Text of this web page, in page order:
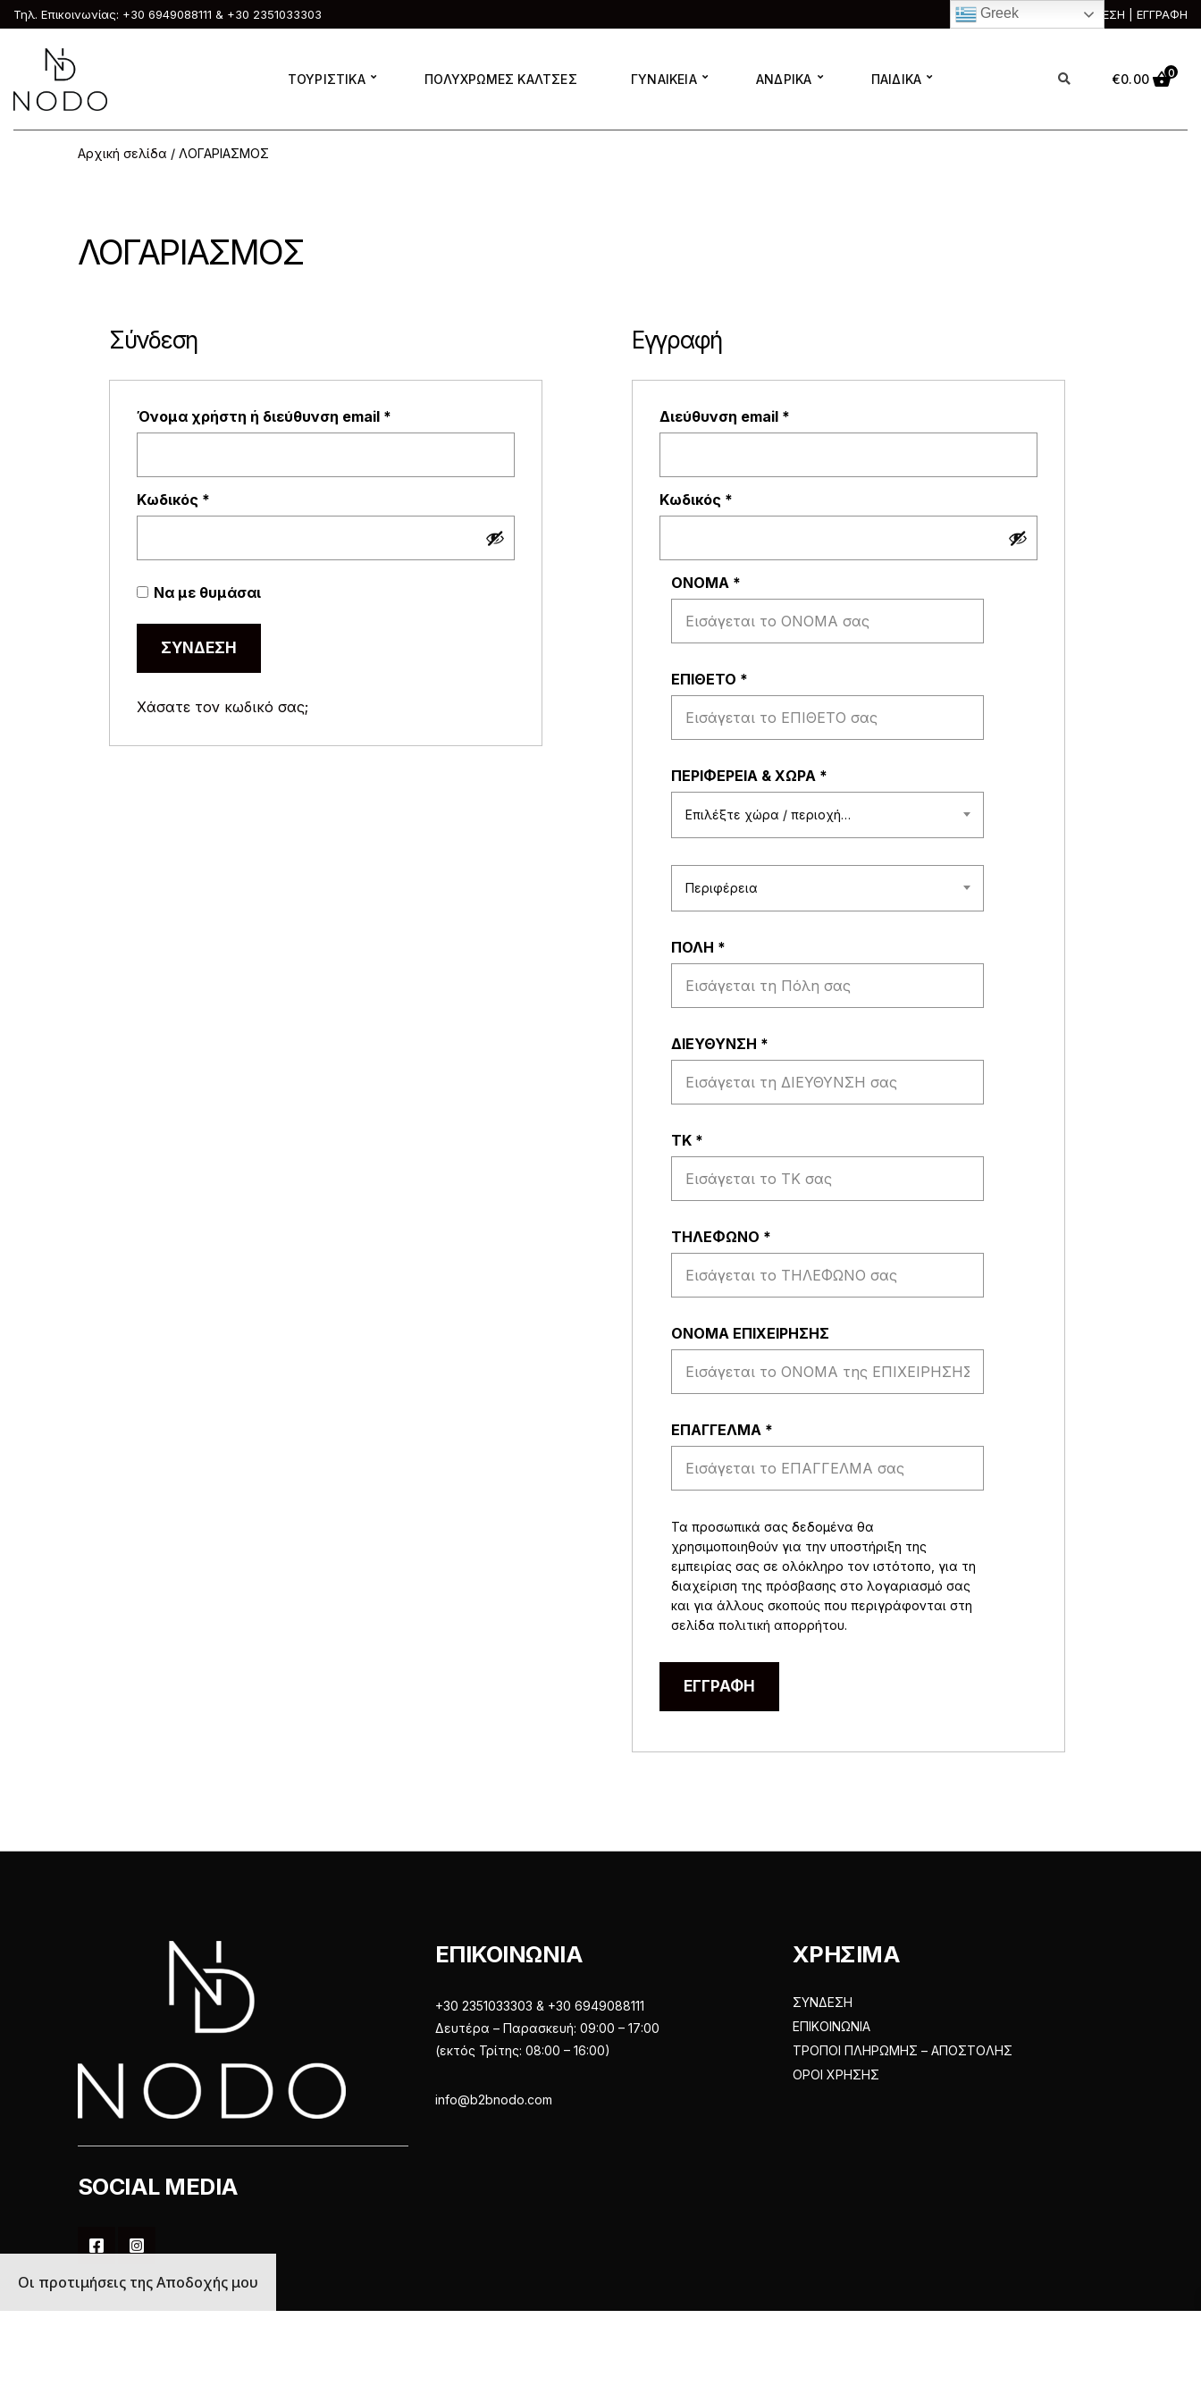
Τηλ. Επικοινωνίας: +30 6949088111 & +30 2351033303 ΣΥΝΔΕΣΗ | ΕΓΓΡΑΦΗ
ΤΟΥΡΙΣΤΙΚΑ ΠΟΛΥΧΡΩΜΕΣ ΚΑΛΤΣΕΣ ΓΥΝΑΙΚΕΙΑ ΑΝΔΡΙΚΑ ΠΑΙΔΙΚΑ €0.00 0
Αρχική σελίδα / ΛΟΓΑΡΙΑΣΜΟΣ
ΛΟΓΑΡΙΑΣΜΟΣ
Σύνδεση
Όνομα χρήστη ή διεύθυνση email *
Κωδικός *
Να με θυμάσαι
ΣΎΝΔΕΣΗ
Χάσατε τον κωδικό σας;
Εγγραφή
Διεύθυνση email *
Κωδικός *
ΟΝΟΜΑ *
ΕΠΙΘΕΤΟ *
ΠΕΡΙΦΕΡΕΙΑ & ΧΩΡΑ *
Επιλέξτε χώρα / περιοχή…
Περιφέρεια
ΠΟΛΗ *
ΔΙΕΥΘΥΝΣΗ *
ΤΚ *
ΤΗΛΕΦΩΝΟ *
ΟΝΟΜΑ ΕΠΙΧΕΙΡΗΣΗΣ
EΠΑΓΓΕΛΜΑ *
Τα προσωπικά σας δεδομένα θα
χρησιμοποιηθούν για την υποστήριξη της
εμπειρίας σας σε ολόκληρο τον ιστότοπο, για τη
διαχείριση της πρόσβασης στο λογαριασμό σας
και για άλλους σκοπούς που περιγράφονται στη
σελίδα πολιτική απορρήτου.
ΕΓΓΡΑΦΉ
SOCIAL MEDIA
ΕΠΙΚΟΙΝΩΝΙΑ
+30 2351033303 & +30 6949088111
Δευτέρα – Παρασκευή: 09:00 – 17:00
(εκτός Τρίτης: 08:00 – 16:00)
info@b2bnodo.com
ΧΡΗΣΙΜΑ
ΣΥΝΔΕΣΗ
ΕΠΙΚΟΙΝΩΝΙΑ
ΤΡΟΠΟΙ ΠΛΗΡΩΜΗΣ – ΑΠΟΣΤΟΛΗΣ
ΟΡΟΙ ΧΡΗΣΗΣ
Greek
Οι προτιμήσεις της Αποδοχής μου